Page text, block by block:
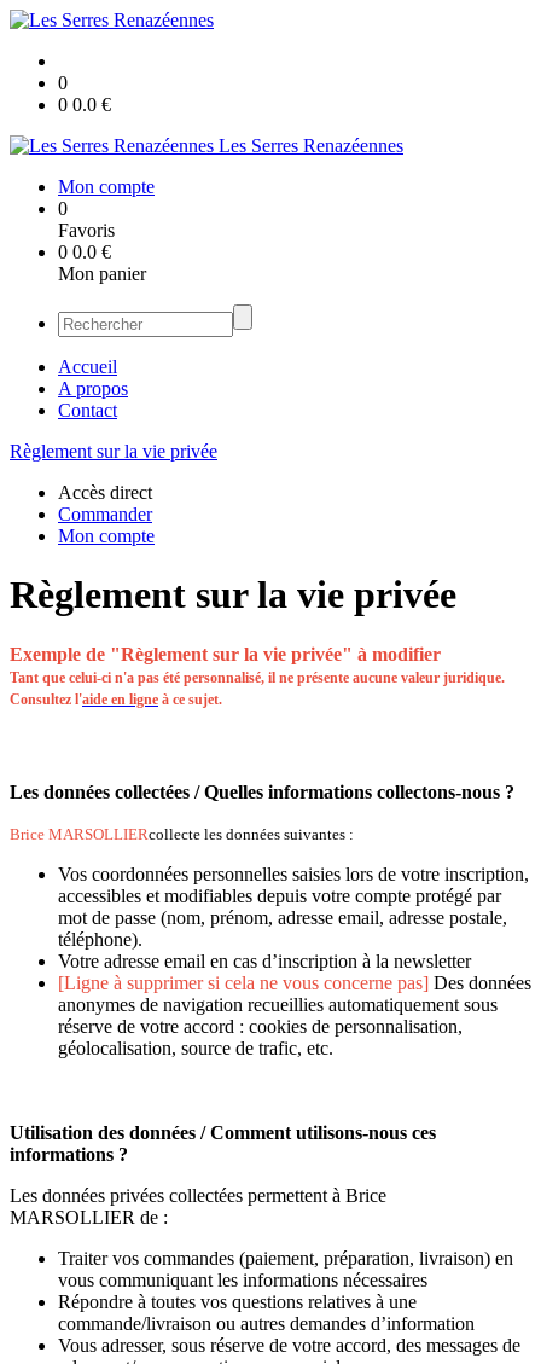
0
0 0.0 €
Les Serres Renazéennes
Mon compte
0
Favoris
0 0.0 €
Mon panier
Accueil
A propos
Contact
Règlement sur la vie privée
Accès direct
Commander
Mon compte
Règlement sur la vie privée
Exemple de "Règlement sur la vie privée" à modifier
Tant que celui-ci n'a pas été personnalisé, il ne présente aucune valeur juridique.
Consultez l'aide en ligne à ce sujet.
Les données collectées / Quelles informations collectons-nous ?
Brice MARSOLLIERcollecte les données suivantes :
Vos coordonnées personnelles saisies lors de votre inscription,
accessibles et modifiables depuis votre compte protégé par
mot de passe (nom, prénom, adresse email, adresse postale,
téléphone).
Votre adresse email en cas d’inscription à la newsletter
[Ligne à supprimer si cela ne vous concerne pas] Des données
anonymes de navigation recueillies automatiquement sous
réserve de votre accord : cookies de personnalisation,
géolocalisation, source de trafic, etc.
Utilisation des données / Comment utilisons-nous ces
informations ?
Les données privées collectées permettent à Brice
MARSOLLIER de :
Traiter vos commandes (paiement, préparation, livraison) en
vous communiquant les informations nécessaires
Répondre à toutes vos questions relatives à une
commande/livraison ou autres demandes d’information
Vous adresser, sous réserve de votre accord, des messages de